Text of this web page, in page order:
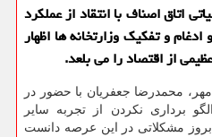
اتاق اصناف با انتقاد از عملكرد
و تفكیك وزارتخانه ها اظهار
از اقتصاد را می بلعد.
محمدرضا جعفریان با حضور در
برداری نكردن از تجربه سایر
مشكلاتی در این عرصه دانست